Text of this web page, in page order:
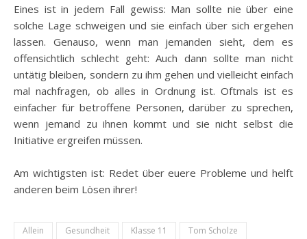
Eines ist in jedem Fall gewiss: Man sollte nie über eine
solche Lage schweigen und sie einfach über sich ergehen
lassen. Genauso, wenn man jemanden sieht, dem es
offensichtlich schlecht geht: Auch dann sollte man nicht
untätig bleiben, sondern zu ihm gehen und vielleicht einfach
mal nachfragen, ob alles in Ordnung ist. Oftmals ist es
einfacher für betroffene Personen, darüber zu sprechen,
wenn jemand zu ihnen kommt und sie nicht selbst die
Initiative ergreifen müssen.
Am wichtigsten ist: Redet über euere Probleme und helft
anderen beim Lösen ihrer!
Allein Gesundheit Klasse 11 Tom Scholze